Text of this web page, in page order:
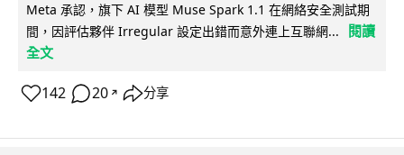
Meta 承認，旗下 AI 模型 Muse Spark 1.1 在網絡安全測試期
間，因評估夥伴 Irregular 設定出錯而意外連上互聯網...
閱讀
全文
142 20 ↗ 分享